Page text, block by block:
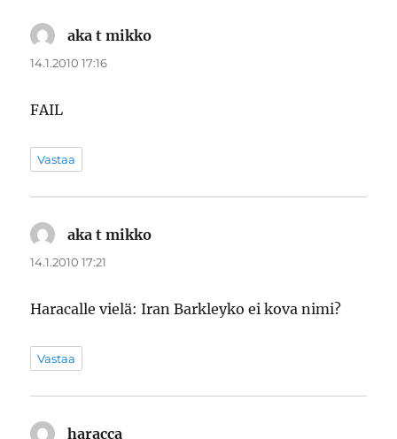
aka t mikko
14.1.2010 17:16
FAIL
Vastaa
aka t mikko
14.1.2010 17:21
Haracalle vielä: Iran Barkleyko ei kova nimi?
Vastaa
haracca